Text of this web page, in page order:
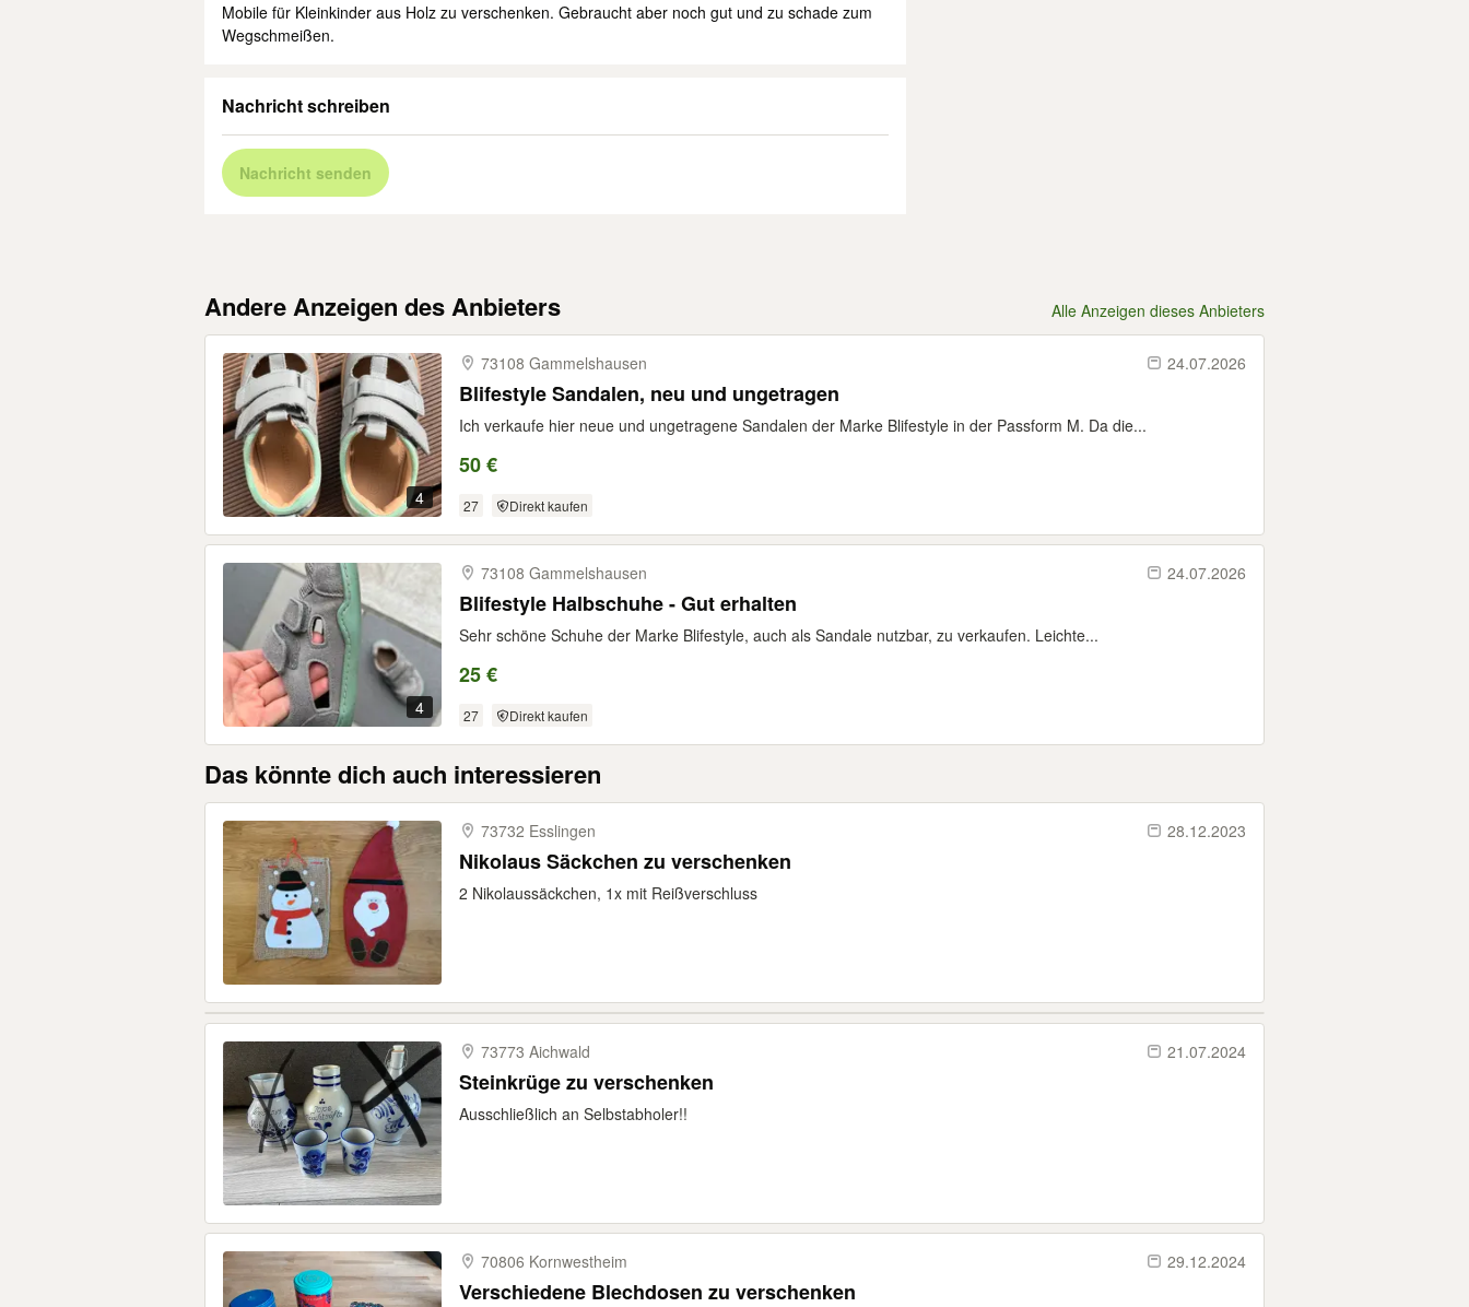
Mobile für Kleinkinder aus Holz zu verschenken. Gebraucht aber noch gut und zu schade zum
Wegschmeißen.
Nachricht schreiben
Nachricht senden
Andere Anzeigen des Anbieters Alle Anzeigen dieses Anbieters
4
73108 Gammelshausen 24.07.2026
Blifestyle Sandalen, neu und ungetragen
Ich verkaufe hier neue und ungetragene Sandalen der Marke Blifestyle in der Passform M. Da die...
50 €
27 Direkt kaufen
4
73108 Gammelshausen 24.07.2026
Blifestyle Halbschuhe - Gut erhalten
Sehr schöne Schuhe der Marke Blifestyle, auch als Sandale nutzbar, zu verkaufen. Leichte...
25 €
27 Direkt kaufen
Das könnte dich auch interessieren
73732 Esslingen 28.12.2023
Nikolaus Säckchen zu verschenken
2 Nikolaussäckchen, 1x mit Reißverschluss
73773 Aichwald 21.07.2024
Steinkrüge zu verschenken
Ausschließlich an Selbstabholer!!
70806 Kornwestheim 29.12.2024
Verschiedene Blechdosen zu verschenken